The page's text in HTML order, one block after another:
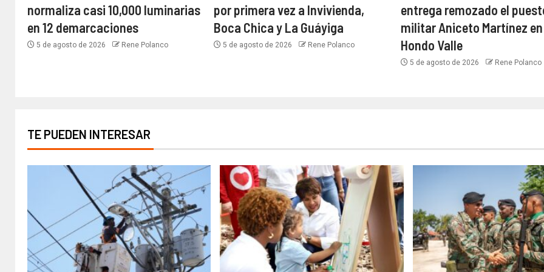
normaliza casi 10,000 luminarias
en 12 demarcaciones
5 de agosto de 2026 Rene Polanco
por primera vez a Invivienda,
Boca Chica y La Guáyiga
5 de agosto de 2026 Rene Polanco
entrega remozado el
militar Aniceto Martínez en
Hondo Valle
5 de agosto de 2026 Rene Polanco
TE PUEDEN INTERESAR